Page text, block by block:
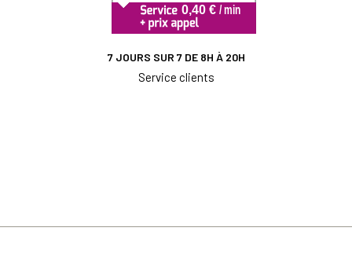
7 JOURS SUR 7 DE 8H À 20H
Service clients